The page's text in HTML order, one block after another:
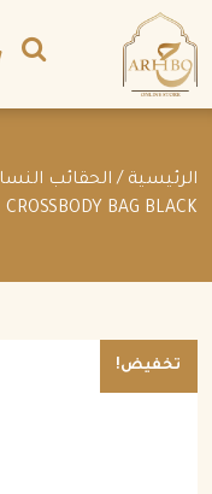
الرئيسية / الحقائب
CROSSBODY BAG BLACK
تخفيض!